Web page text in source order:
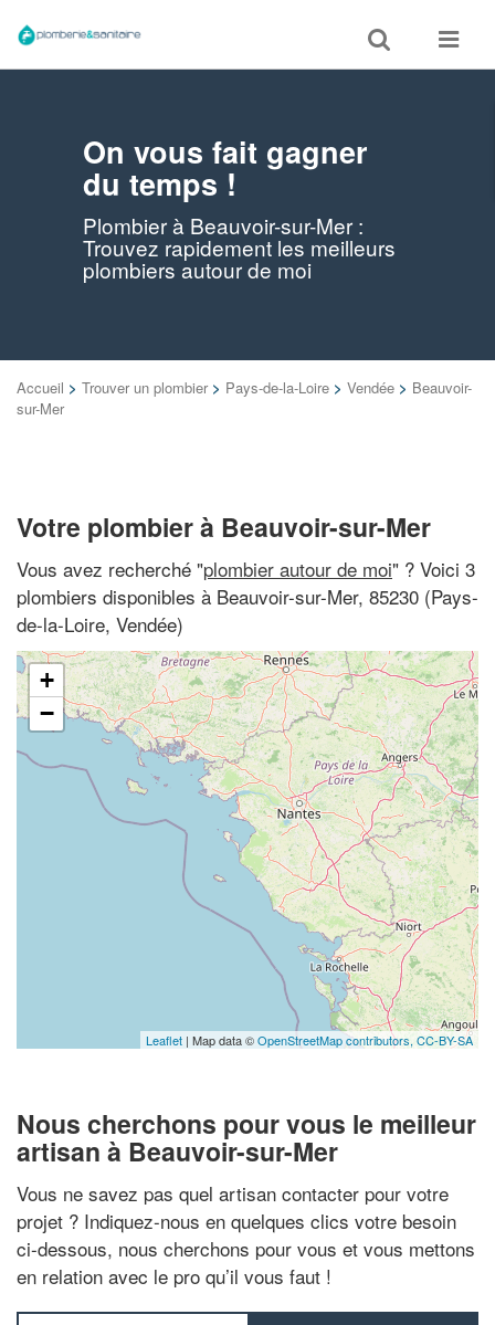
Toggle
search
Toggle
On vous fait gagner
du temps !
Plombier à Beauvoir-sur-Mer :
Trouvez rapidement les meilleurs
plombiers autour de moi
Accueil > Trouver un plombier > Pays-de-la-Loire > Vendée > Beauvoir-
sur-Mer
Votre plombier à Beauvoir-sur-Mer
Vous avez recherché "plombier autour de moi" ? Voici 3
plombiers disponibles à Beauvoir-sur-Mer, 85230 (Pays-
de-la-Loire, Vendée)
+
−
Leaflet | Map data ©OpenStreetMap contributors, CC-BY-SA
Nous cherchons pour vous le meilleur
artisan à Beauvoir-sur-Mer
Vous ne savez pas quel artisan contacter pour votre
projet ? Indiquez-nous en quelques clics votre besoin
ci-dessous, nous cherchons pour vous et vous mettons
en relation avec le pro qu’il vous faut !